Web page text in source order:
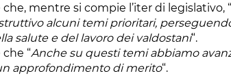
mentre si compie l’iter di legislativo, “
alcuni temi prioritari,
salute e del lavoro dei valdostani“.
“Anche su questi temi abbiamo
approfondimento di merito“.